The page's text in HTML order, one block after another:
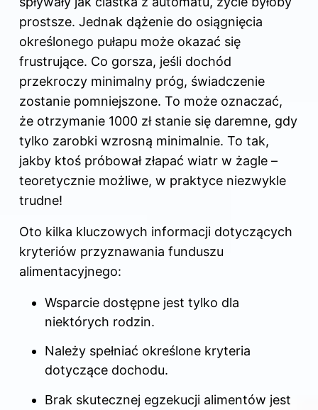
prostsze. Jednak dążenie do osiągnięcia
określonego pułapu może okazać się
frustrujące. Co gorsza, jeśli dochód
przekroczy minimalny próg, świadczenie
zostanie pomniejszone. To może oznaczać,
że otrzymanie 1000 zł stanie się daremne, gdy
tylko zarobki wzrosną minimalnie. To tak,
jakby ktoś próbował złapać wiatr w żagle –
teoretycznie możliwe, w praktyce niezwykle
trudne!
Oto kilka kluczowych informacji dotyczących
kryteriów przyznawania funduszu
alimentacyjnego:
Wsparcie dostępne jest tylko dla
niektórych rodzin.
Należy spełniać określone kryteria
dotyczące dochodu.
Brak skutecznej egzekucji alimentów jest